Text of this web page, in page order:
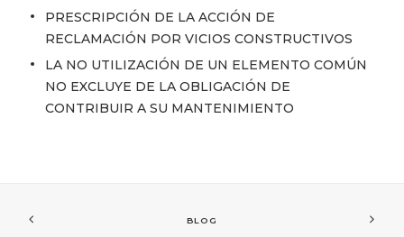
PRESCRIPCIÓN DE LA ACCIÓN DE
RECLAMACIÓN POR VICIOS CONSTRUCTIVOS
LA NO UTILIZACIÓN DE UN ELEMENTO COMÚN
NO EXCLUYE DE LA OBLIGACIÓN DE
CONTRIBUIR A SU MANTENIMIENTO
BLOG